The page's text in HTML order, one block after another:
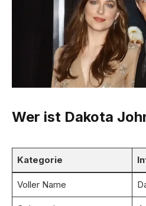
Wer ist Dakota
Kategorie
Voller Name